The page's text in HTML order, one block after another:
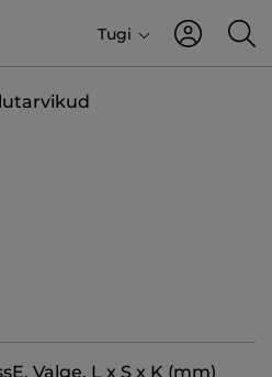
Tugi
Valge, L x S x K (mm)